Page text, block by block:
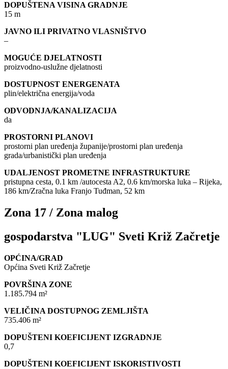
DOPUŠTENA VISINA GRADNJE
15 m
JAVNO ILI PRIVATNO VLASNIŠTVO
–
MOGUĆE DJELATNOSTI
proizvodno-uslužne djelatnosti
DOSTUPNOST ENERGENATA
plin/električna energija/voda
ODVODNJA/KANALIZACIJA
da
PROSTORNI PLANOVI
prostorni plan uređenja županije/prostorni plan uređenja
grada/urbanistički plan uređenja
UDALJENOST PROMETNE INFRASTRUKTURE
pristupna cesta, 0.1 km /autocesta A2, 0.6 km/morska luka – Rijeka,
186 km/Zračna luka Franjo Tuđman, 52 km
Zona 17 / Zona malog
gospodarstva "LUG" Sveti Križ Začretje
OPĆINA/GRAD
Općina Sveti Križ Začretje
POVRŠINA ZONE
1.185.794 m²
VELIČINA DOSTUPNOG ZEMLJIŠTA
735.406 m²
DOPUŠTENI KOEFICIJENT IZGRADNJE
0,7
DOPUŠTENI KOEFICIJENT ISKORISTIVOSTI